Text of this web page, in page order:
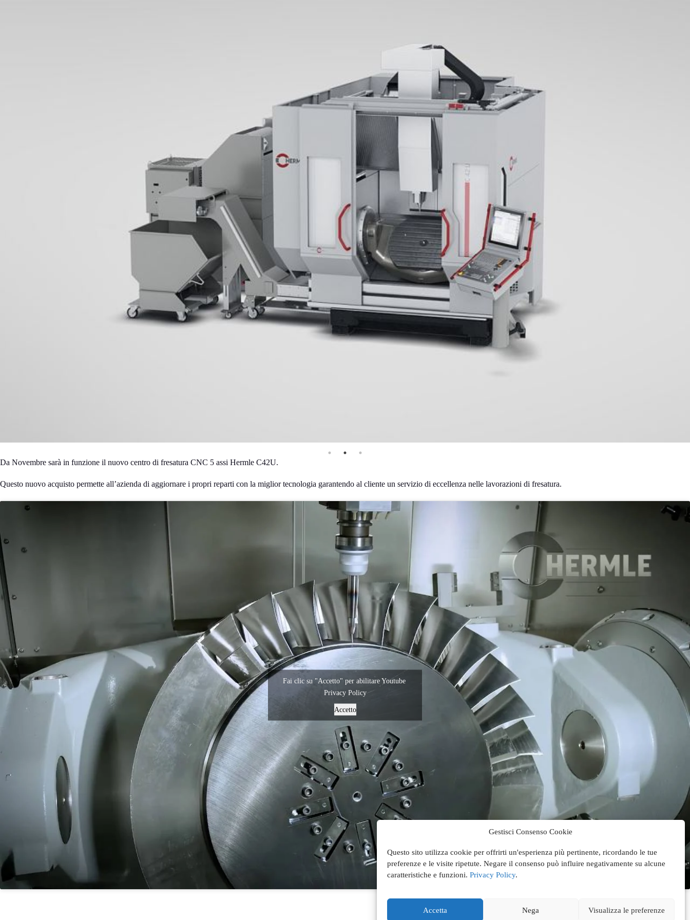
Gestisci Consenso Cookie
Questo sito utilizza cookie per offrirti un'esperienza più pertinente, ricordando le tue
preferenze e le visite ripetute. Negare il consenso può influire negativamente su alcune
caratteristiche e funzioni. Privacy Policy.
Accetta Nega Visualizza le preferenze
Da Novembre sarà in funzione il nuovo centro di fresatura CNC 5 assi Hermle C42U.
Questo nuovo acquisto permette all’azienda di aggiornare i propri reparti con la miglior tecnologia garantendo al cliente un servizio di eccellenza nelle lavorazioni di fresatura.
Fai clic su "Accetto" per abilitare Youtube
Privacy Policy
Accetto